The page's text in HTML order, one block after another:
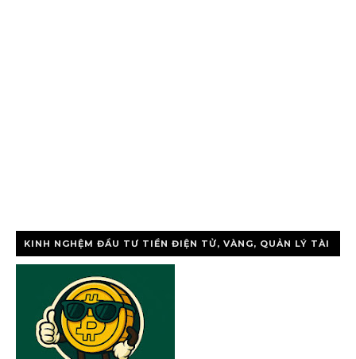
KINH NGHỆM ĐẦU TƯ TIỀN ĐIỆN TỬ, VÀNG, QUẢN LÝ TÀI